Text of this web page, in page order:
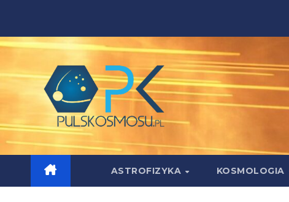
content
ASTROFIZYKA KOSMOLOGIA